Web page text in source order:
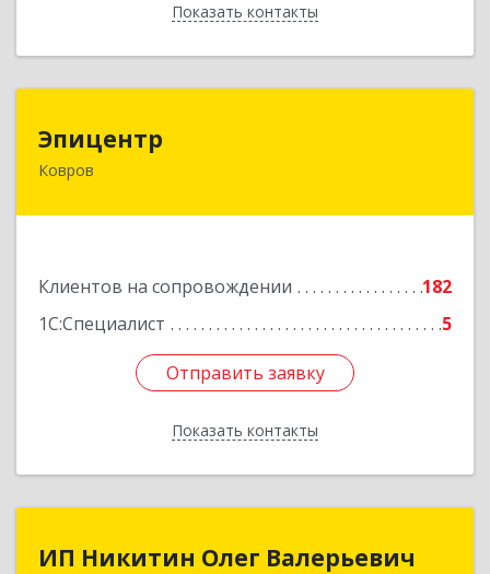
Показать контакты
Назад
Эпицентр
Ковров
Клиентов на сопровождении
182
1С:Специалист
5
Отправить заявку
Показать контакты
601900, Владимирская обл, Ковров г, Барсукова
Отправить заявку
Назад
ИП Никитин Олег Валерьевич